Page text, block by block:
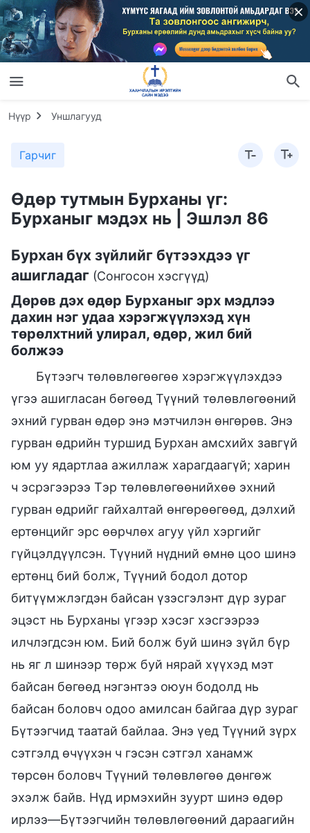
Нүүр Уншлагууд
Гарчиг
Өдөр тутмын Бурханы үг:
Бурханыг мэдэх нь | Эшлэл 86
Бурхан бүх зүйлийг бүтээхдээ үг
ашигладаг (Сонгосон хэсгүүд)
Дөрөв дэх өдөр Бурханыг эрх мэдлээ
дахин нэг удаа хэрэгжүүлэхэд хүн
төрөлхтний улирал, өдөр, жил бий
болжээ
Бүтээгч төлөвлөгөөгөө хэрэгжүүлэхдээ
үгээ ашигласан бөгөөд Түүний төлөвлөгөөний
эхний гурван өдөр энэ мэтчилэн өнгөрөв. Энэ
гурван өдрийн туршид Бурхан амсхийх завгүй
юм уу ядартлаа ажиллаж харагдаагүй; харин
ч эсрэгээрээ Тэр төлөвлөгөөнийхөө эхний
гурван өдрийг гайхалтай өнгөрөөгөөд, дэлхий
ертөнцийг эрс өөрчлөх агуу үйл хэргийг
гүйцэлдүүлсэн. Түүний нүдний өмнө цоо шинэ
ертөнц бий болж, Түүний бодол дотор
битүүмжлэгдэн байсан үзэсгэлэнт дүр зураг
эцэст нь Бурханы үгээр хэсэг хэсгээрээ
илчлэгдсэн юм. Бий болж буй шинэ зүйл бүр
нь яг л шинээр төрж буй нярай хүүхэд мэт
байсан бөгөөд нэгэнтээ оюун бодолд нь
байсан боловч одоо амилсан байгаа дүр зураг
Бүтээгчид таатай байлаа. Энэ үед Түүний зүрх
сэтгэлд өчүүхэн ч гэсэн сэтгэл ханамж
төрсөн боловч Түүний төлөвлөгөө дөнгөж
эхэлж байв. Нүд ирмэхийн зуурт шинэ өдөр
ирлээ—Бүтээгчийн төлөвлөгөөний дараагийн